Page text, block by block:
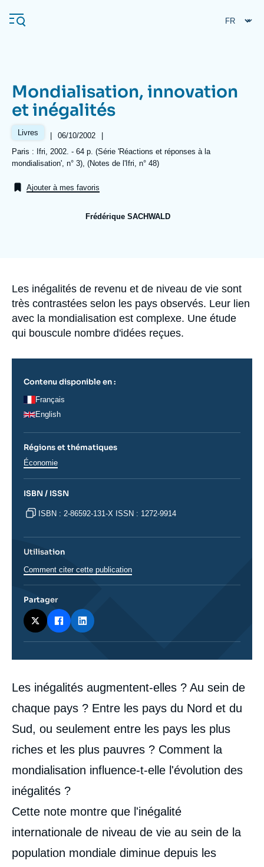
au
contenu
Navigation
principale
L'Ifri
Analyses
Nous soutenir
À propos de l'Ifri
Proche-Orient
Mondialisation, innovation
et inégalités
Livres |
Date
de
publication
06/10/2002
|
Références
Paris : Ifri, 2002. - 64 p. (Série 'Réactions et réponses à la
mondialisation', n° 3), (Notes de l'Ifri, n° 48)
Ajouter à mes favoris
Frédérique SACHWALD
Accroche
Les inégalités de revenu et de niveau de vie sont
très contrastées selon les pays observés. Leur lien
avec la mondialisation est complexe. Une étude
qui bouscule nombre d'idées reçues.
Corps
analyses
Les inégalités augmentent-elles ? Au sein de
chaque pays ? Entre les pays du Nord et du
Sud, ou seulement entre les pays les plus
riches et les plus pauvres ? Comment la
mondialisation influence-t-elle l'évolution des
inégalités ?
Cette note montre que l'inégalité
internationale de niveau de vie au sein de la
population mondiale diminue depuis les
Contenu disponible en :
Français
English
Régions et thématiques
Thématiques
Économie
ISBN / ISSN
ISBN : 2-86592-131-X ISSN : 1272-9914
Utilisation
Comment citer cette publication
Partager